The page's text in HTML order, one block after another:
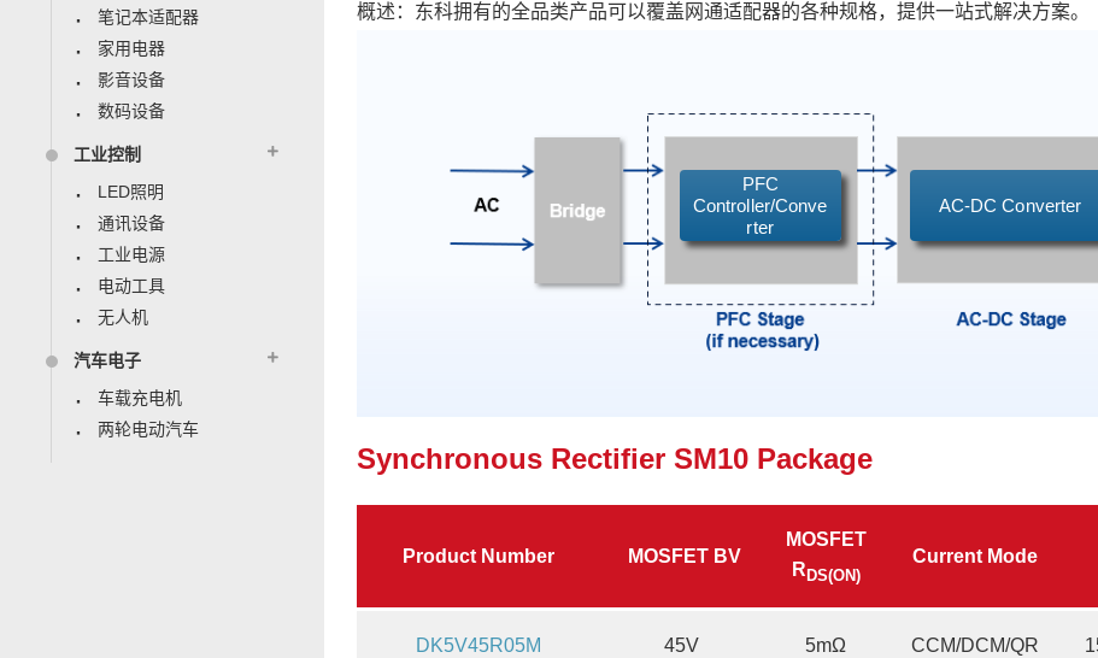
笔记本适配器
家用电器
影音设备
数码设备
工业控制
LED照明
通讯设备
工业电源
电动工具
无人机
汽车电子
车载充电机
两轮电动汽车
概述：东科拥有的全品类产品可以覆盖网通适配器的各种规格，提供一站式解决方案。
PFC
Controller/Conve
rter
AC-DC Converter
Synchronous Rectifier SM10 Package
Product Number MOSFET BV
MOSFET
R DS(ON)
Current Mode
DK5V45R05M 45V 5mΩ CCM/DCM/QR